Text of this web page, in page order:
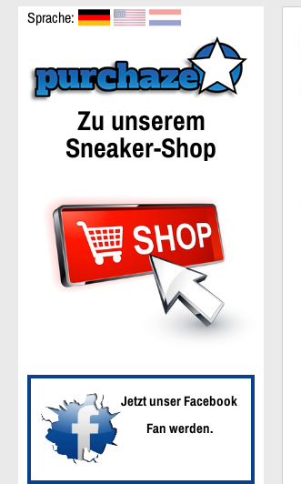
Sprache:
Zu unserem
Sneaker-Shop
Jetzt unser Facebook
Fan werden.